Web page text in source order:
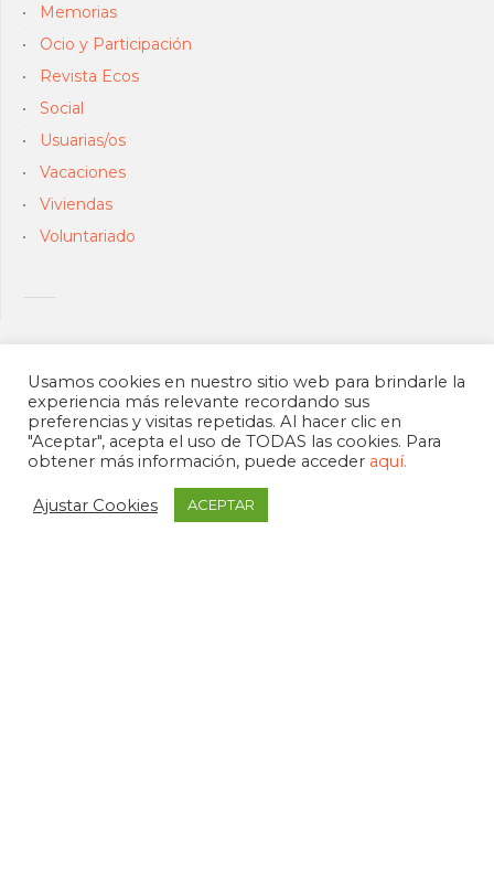
Memorias
Ocio y Participación
Revista Ecos
Social
Usuarias/os
Vacaciones
Viviendas
Voluntariado
Usamos cookies en nuestro sitio web para brindarle la
experiencia más relevante recordando sus
preferencias y visitas repetidas. Al hacer clic en
"Aceptar", acepta el uso de TODAS las cookies. Para
obtener más información, puede acceder aquí.
Ajustar Cookies ACEPTAR